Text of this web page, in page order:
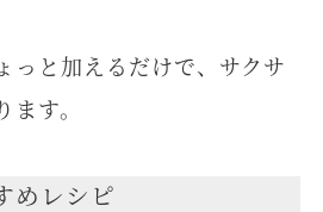
っと加えるだけで、サクサ
す。
めレシピ